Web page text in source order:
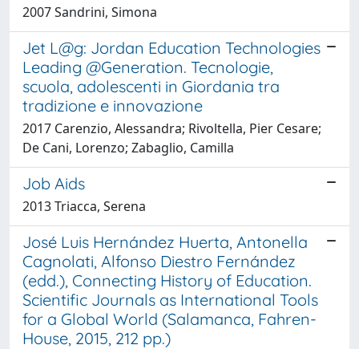
2007 Sandrini, Simona
Jet L@g: Jordan Education Technologies
Leading @Generation. Tecnologie,
scuola, adolescenti in Giordania tra
tradizione e innovazione
2017 Carenzio, Alessandra; Rivoltella, Pier Cesare;
De Cani, Lorenzo; Zabaglio, Camilla
Job Aids
2013 Triacca, Serena
José Luis Hernández Huerta, Antonella
Cagnolati, Alfonso Diestro Fernández
(edd.), Connecting History of Education.
Scientific Journals as International Tools
for a Global World (Salamanca, Fahren-
House, 2015, 212 pp.)